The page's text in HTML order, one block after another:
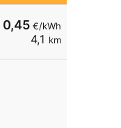
0,45€/kWh
4,1 km
4